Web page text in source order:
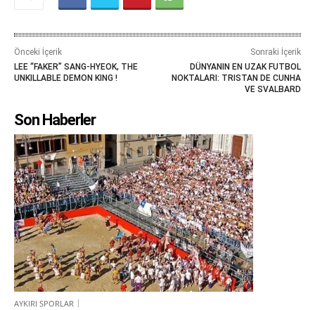
Önceki İçerik
LEE “FAKER” SANG-HYEOK, THE
UNKILLABLE DEMON KING !
Sonraki İçerik
DÜNYANIN EN UZAK FUTBOL
NOKTALARI: TRISTAN DE CUNHA
VE SVALBARD
Son Haberler
AYKIRI SPORLAR